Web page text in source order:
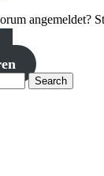
angemeldet?
Search